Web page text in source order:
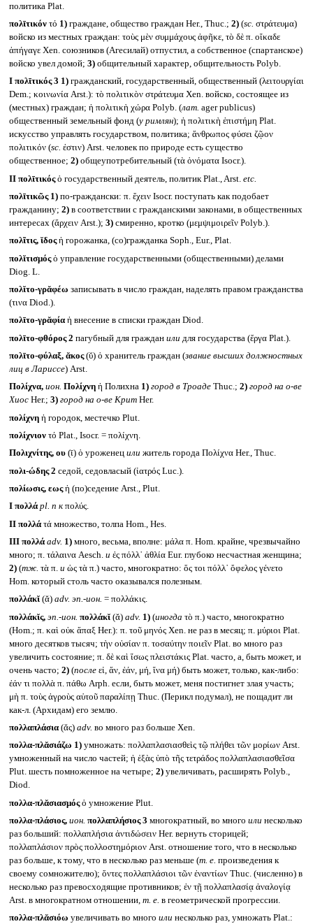
политика Plat.
πολῑτικόν τό 1)граждане, общество граждан Her., Thuc.; 2)(sc. στράτευμα)
войско из местных граждан: τοὺς μὲν συμμάχους ἀφῆκε, τὸ δὲ π. οἴκαδε
ἀπήγαγε Xen. союзников (Агесилай) отпустил, а собственное (спартанское)
войско увел домой; 3)общительный характер, общительность Polyb.
I πολῑτικός 3 1)гражданский, государственный, общественный (λειτουργίαι
Dem.; κοινωνία Arst.): τὸ πολιτικὸν στράτευμα Xen. войско, состоящее из
(местных) граждан; ἡ πολιτικὴ χώρα Polyb. (лат. ager publicus)
общественный земельный фонд (у римлян); ἡ πολιτικὴ ἐπιστήμη Plat.
искусство управлять государством, политика; ἄνθρωπος φύσει ζῷον
πολιτικόν (sc. ἐστιν) Arst. человек по природе есть существо
общественное; 2)общеупотребительный (τὰ ὀνόματα Isocr.).
II πολῑτικόςὁ государственный деятель, политик Plat., Arst. etc.
πολῑτικῶς 1)по-граждански: π. ἔχειν Isocr. поступать как подобает
гражданину; 2)в соответствии с гражданскими законами, в общественных
интересах (ἄρχειν Arst.); 3)смиренно, кротко (μεμψιμοιρεῖν Polyb.).
πολῖτις, ῐδοςἡ горожанка, (со)гражданка Soph., Eur., Plat.
πολῐτισμόςὁ управление государственными (общественными) делами
Diog. L.
πολῐτο-γρᾰφέω записывать в число граждан, наделять правом гражданства
(τινα Diod.).
πολῑτο-γρᾰφία ἡ внесение в списки граждан Diod.
πολῑτο-φθόρος 2 пагубный для граждан или для государства (ἔργα Plat.).
πολῑτο-φύλαξ, ᾰκος(ῠ) ὁ хранитель граждан (звание высших должностных
лиц в Лариссе) Arst.
Πολίχνα, ион. Πολίχνη ἡ Полихна 1) город в ТроадеThuc.; 2) город на о-ве
ХиосHer.; 3) город на о-ве КритHer.
πολίχνη ἡ городок, местечко Plut.
πολίχνιον τό Plat., Isocr. = πολίχνη.
Πολιχνίτης, ου(ῑ) ὁ уроженец или житель города Πολίχνα Her., Thuc.
πολι-ώδης 2 седой, седовласый (ἰατρός Luc.).
πολίωσις, εωςἡ (по)седение Arst., Plut.
I πολλά pl. n кπολύς.
II πολλά τά множество, толпа Hom., Hes.
III πολλά adv. 1)много, весьма, вполне: μάλα π. Hom. крайне, чрезвычайно
много; π. τάλαινα Aesch. и ἐς πόλλ᾽ ἀθλία Eur. глубоко несчастная женщина;
2)(тж. τὰ π. и ὡς τὰ π.) часто, многократно: ὅς τοι πόλλ᾽ ὄφελος γένετο
Hom. который столь часто оказывался полезным.
πολλάκῐ(ᾰ) adv. эп.-ион. = πολλάκις.
πολλάκῐς, эп.-ион. πολλάκῐ(ᾰ) adv. 1)(иногда τὸ π.) часто, многократно
(Hom.; π. καὶ οὐκ ἅπαξ Her.): π. τοῦ μηνός Xen. не раз в месяц; π. μύριοι Plat.
много десятков тысяч; τὴν οὐσίαν π. τοσαύτην ποιεῖν Plat. во много раз
увеличить состояние; π. δὲ καὶ ἴσως πλειστάκις Plat. часто, а, быть может, и
очень часто; 2)(послеεἰ, ἄν, ἐάν, μή, ἵνα μή) быть может, только, как-либо:
ἐάν τι πολλὰ π. πάθω Arph. если, быть может, меня постигнет злая участь;
μὴ π. τοὺς ἀγροὺς αὑτοῦ παραλίπῃ Thuc. (Перикл подумал), не пощадит ли
как-л. (Архидам) его землю.
πολλαπλάσια (ᾰς) adv. во много раз больше Xen.
πολλα-πλᾰσιάζω 1)умножать: πολλαπλασιασθεὶς τῷ πλήθει τῶν μορίων Arst.
умноженный на число частей; ἡ ἑξὰς ὑπὸ τῆς τετράδος πολλαπλασιασθεῖσα
Plut. шесть помноженное на четыре; 2)увеличивать, расширять Polyb.,
Diod.
πολλα-πλᾰσιασμόςὁ умножение Plut.
πολλα-πλάσιος, ион. πολλαπλήσιος 3 многократный, во много или несколько
раз больший: πολλαπλήσια ἀντιδώσειν Her. вернуть сторицей;
πολλαπλάσιον πρὸς πολλοστημόριον Arst. отношение того, что в несколько
раз больше, к тому, что в несколько раз меньше (т. е. произведения к
своему сомножителю); ὄντες πολλαπλάσιοι τῶν ἐναντίων Thuc. (численно) в
несколько раз превосходящие противников; ἐν τῇ πολλαπλασίᾳ ἀναλογίᾳ
Arst. в многократном отношении, т. е. в геометрической прогрессии.
πολλα-πλᾰσιόω увеличивать во много или несколько раз, умножать Plat.: